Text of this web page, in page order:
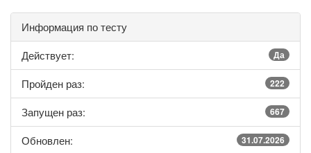
Информация по тесту
Действует:
Да
Пройден раз: 222
Запущен раз: 667
Обновлен: 31.07.2026